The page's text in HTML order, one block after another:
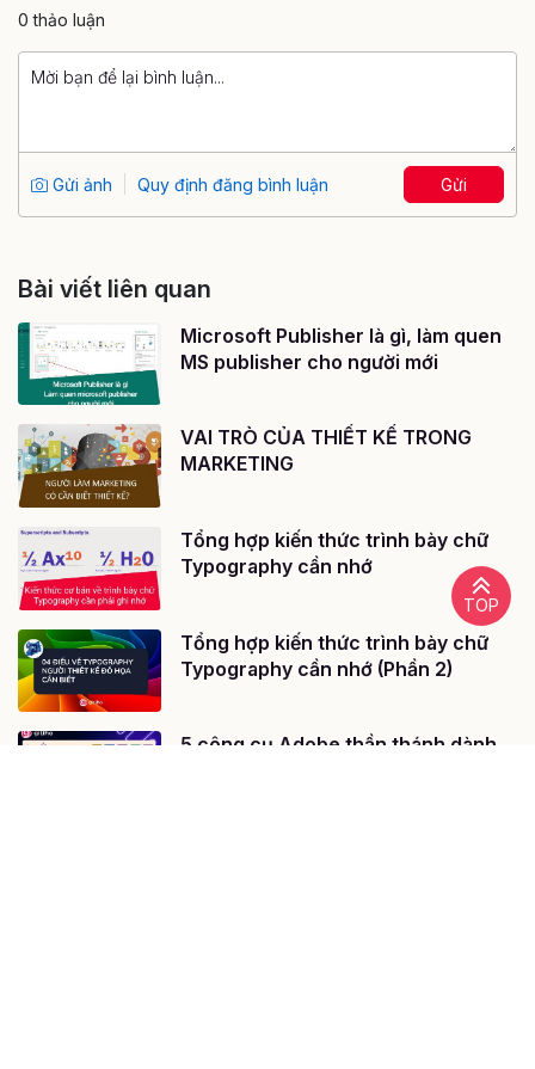
0 thảo luận
Gửi ảnh Quy định đăng bình luận Gửi
Bài viết liên quan
Microsoft Publisher là gì, làm quen
MS publisher cho người mới
VAI TRÒ CỦA THIẾT KẾ TRONG
MARKETING
Tổng hợp kiến thức trình bày chữ
Typography cần nhớ
Tổng hợp kiến thức trình bày chữ
Typography cần nhớ (Phần 2)
5 công cụ Adobe thần thánh dành
TOP